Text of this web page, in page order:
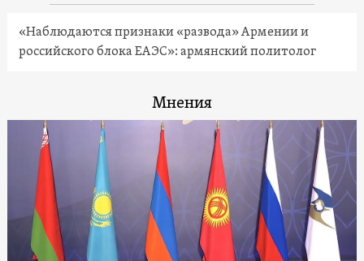
«Наблюдаются признаки «развода» Армении и
российского блока ЕАЭС»: армянский политолог
Мнения